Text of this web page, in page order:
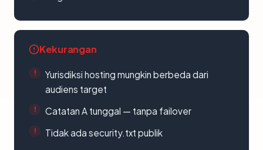
Kekurangan
Yurisdiksi hosting mungkin berbeda dari
audiens target
Catatan A tunggal — tanpa failover
Tidak ada security.txt publik